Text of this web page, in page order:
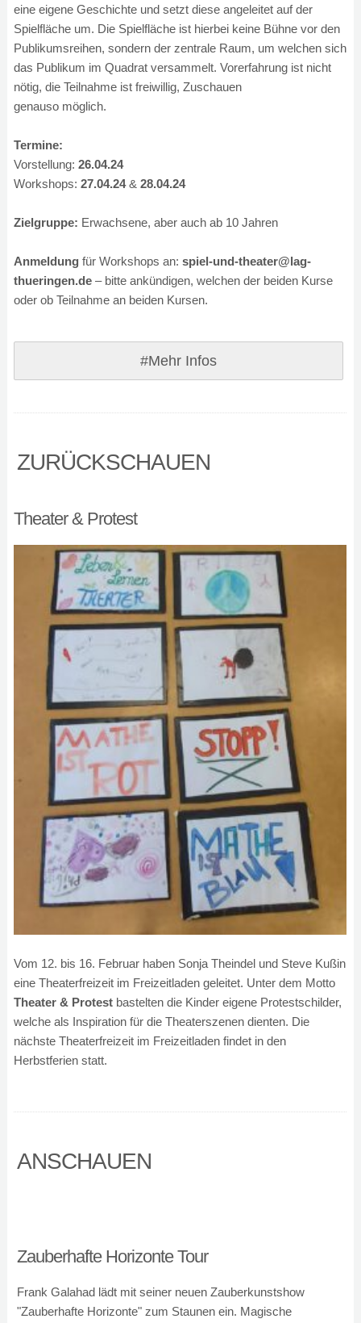
eine eigene Geschichte und setzt diese angeleitet auf der
Spielfläche um. Die Spielfläche ist hierbei keine Bühne vor den
Publikumsreihen, sondern der zentrale Raum, um welchen sich
das Publikum im Quadrat versammelt. Vorerfahrung ist nicht
nötig, die Teilnahme ist freiwillig, Zuschauen
genauso möglich.
Termine:
Vorstellung: 26.04.24
Workshops: 27.04.24& 28.04.24
Zielgruppe: Erwachsene, aber auch ab 10 Jahren
Anmeldung für Workshops an: spiel-und-theater@lag-
thueringen.de – bitte ankündigen, welchen der beiden Kurse
oder ob Teilnahme an beiden Kursen.
#Mehr Infos
ZURÜCKSCHAUEN
Theater & Protest
Vom 12. bis 16. Februar haben Sonja Theindel und Steve Kußin
eine Theaterfreizeit im Freizeitladen geleitet. Unter dem Motto
Theater & Protest bastelten die Kinder eigene Protestschilder,
welche als Inspiration für die Theaterszenen dienten. Die
nächste Theaterfreizeit im Freizeitladen findet in den
Herbstferien statt.
ANSCHAUEN
Zauberhafte Horizonte Tour
Frank Galahad lädt mit seiner neuen Zauberkunstshow
"Zauberhafte Horizonte" zum Staunen ein. Magische